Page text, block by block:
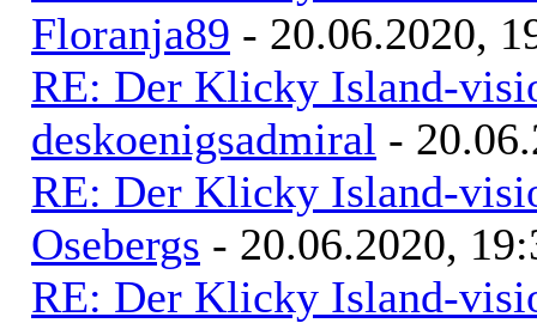
Floranja89 - 20.06.2020,
RE: Der Klicky Island-
deskoenigsadmiral -
RE: Der Klicky Island-
Osebergs - 20.06.2020,
RE: Der Klicky Island-